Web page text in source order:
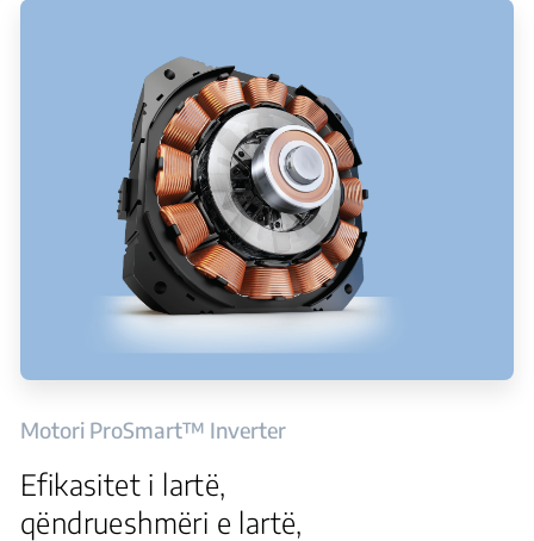
Motori ProSmart™ Inverter
Efikasitet i lartë,
qëndrueshmëri e lartë,